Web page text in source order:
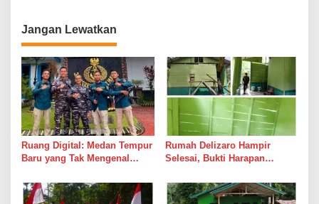
s
i
p
o
s
Jangan Lewatkan
Ruang Digital: Medan Tempur
Baru yang Tak Mengenal
Rumah Delizaro Hampir
Selesai, Bukti Harapan
Suara Palu dan Semen